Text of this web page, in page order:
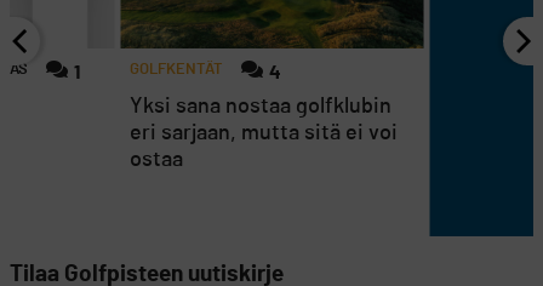
GOLFKENTÄT 4
Yksi sana nostaa golfklubin
eri sarjaan, mutta sitä ei voi
ostaa
1
Tilaa Golfpisteen uutiskirje